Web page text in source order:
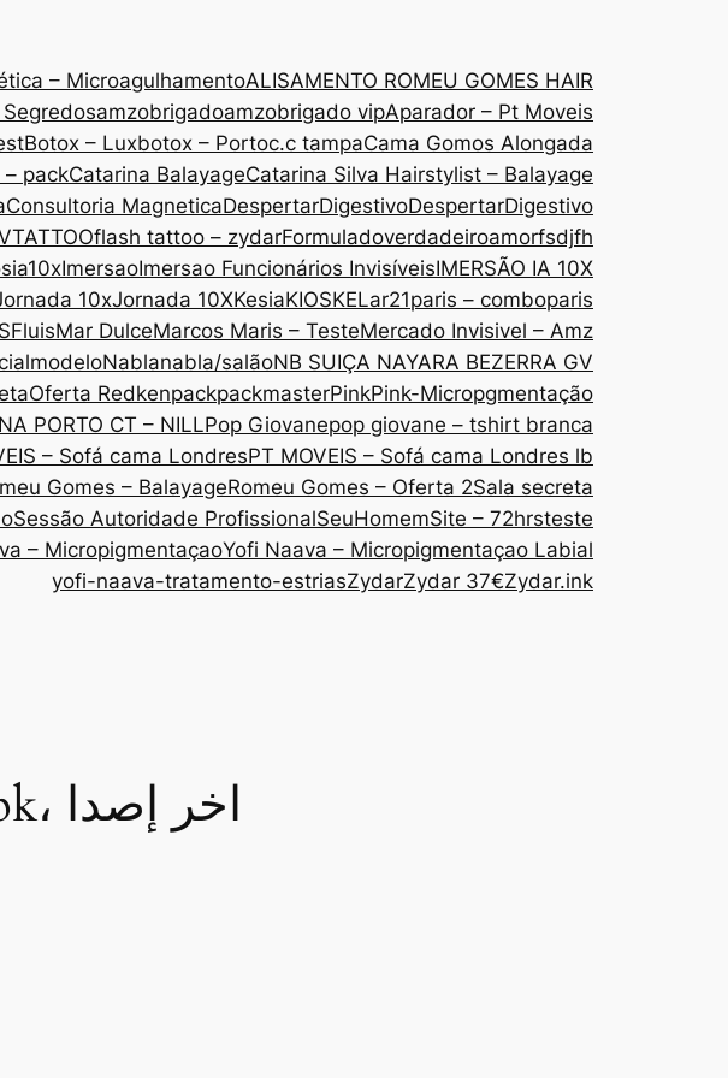
– MicroagulhamentoALISAMENTO ROMEU GOMES HAIR
amzobrigadoamzobrigado vipAparador – Pt Moveis
Botox – Luxbotox – Portoc.c tampaCama Gomos Alongada
– packCatarina BalayageCatarina Silva Hairstylist – Balayage
Consultoria MagneticaDespertarDigestivoDespertarDigestivo
flash tattoo – zydarFormuladoverdadeiroamorfsdjfh
ia10xImersaoImersao Funcionários InvisíveisIMERSÃO IA 10X
10xJornada 10XKesiaKIOSKELar21paris – comboparis
luisMar DulceMarcos Maris – TesteMercado Invisivel – Amz
modeloNablanabla/salãoNB SUIÇA NAYARA BEZERRA GV
Oferta RedkenpackpackmasterPinkPink-Micropgmentação
PORTO CT – NILLPop Giovanepop giovane – tshirt branca
– Sofá cama LondresPT MOVEIS – Sofá cama Londres lb
Gomes – BalayageRomeu Gomes – Oferta 2Sala secreta
Sessão Autoridade ProfissionalSeuHomemSite – 72hrsteste
– MicropigmentaçaoYofi Naava – Micropigmentaçao Labial
yofi-naava-tratamento-estriasZydarZydar 37€Zydar.ink
تنزيل برنامج 1xbet تطبيق للاندرويد، Apk، اخر إصدا